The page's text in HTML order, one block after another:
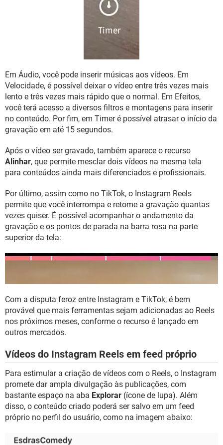
Em Áudio, você pode inserir músicas aos vídeos. Em
Velocidade, é possível deixar o vídeo entre três vezes mais
lento e três vezes mais rápido que o normal. Em Efeitos,
você terá acesso a diversos filtros e montagens para inserir
no conteúdo. Por fim, em Timer é possível atrasar o início da
gravação em até 15 segundos.
Após o vídeo ser gravado, também aparece o recurso
Alinhar, que permite mesclar dois vídeos na mesma tela
para conteúdos ainda mais diferenciados e profissionais.
Por último, assim como no TikTok, o Instagram Reels
permite que você interrompa e retome a gravação quantas
vezes quiser. É possível acompanhar o andamento da
gravação e os pontos de parada na barra rosa na parte
superior da tela:
Com a disputa feroz entre Instagram e TikTok, é bem
provável que mais ferramentas sejam adicionadas ao Reels
nos próximos meses, conforme o recurso é lançado em
outros mercados.
Vídeos do Instagram Reels em feed próprio
Para estimular a criação de vídeos com o Reels, o Instagram
promete dar ampla divulgação às publicações, com
bastante espaço na aba Explorar (ícone de lupa). Além
disso, o conteúdo criado poderá ser salvo em um feed
próprio no perfil do usuário, como na imagem abaixo: